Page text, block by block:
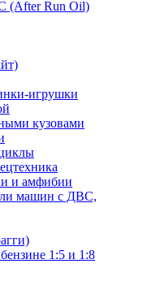
(After Run Oil)
игрушки
кузовами
и амфибии
машин с ДВС,
1:5 и 1:8